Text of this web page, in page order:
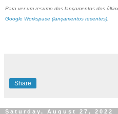
Para ver um resumo dos lançamentos dos
Google Workspace (lançamentos recentes)
Share
Saturday, August 27, 2022